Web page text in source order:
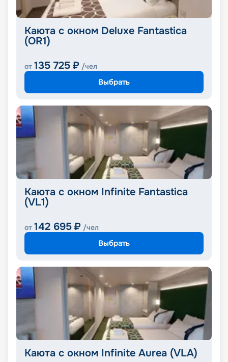
Каюта с окном Deluxe Fantastica
(OR1)
от 135 725 ₽ /чел
Выбрать
Каюта с окном Infinite Fantastica
(VL1)
от 142 695 ₽ /чел
Выбрать
Каюта с окном Infinite Aurea (VLA)